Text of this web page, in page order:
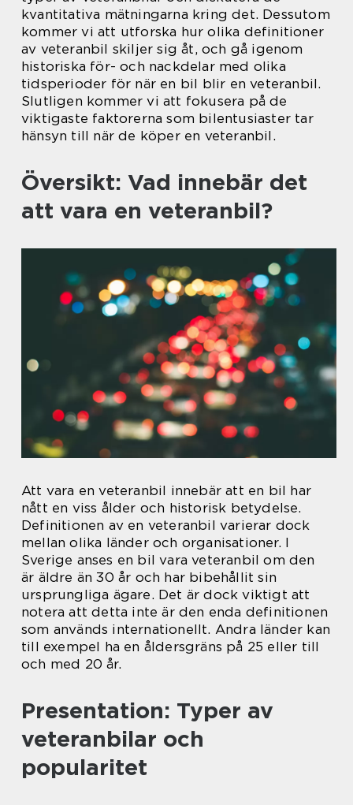
kvantitativa mätningarna kring det. Dessutom
kommer vi att utforska hur olika definitioner
av veteranbil skiljer sig åt, och gå igenom
historiska för- och nackdelar med olika
tidsperioder för när en bil blir en veteranbil.
Slutligen kommer vi att fokusera på de
viktigaste faktorerna som bilentusiaster tar
hänsyn till när de köper en veteranbil.
Översikt: Vad innebär det
att vara en veteranbil?
Att vara en veteranbil innebär att en bil har
nått en viss ålder och historisk betydelse.
Definitionen av en veteranbil varierar dock
mellan olika länder och organisationer. I
Sverige anses en bil vara veteranbil om den
är äldre än 30 år och har bibehållit sin
ursprungliga ägare. Det är dock viktigt att
notera att detta inte är den enda definitionen
som används internationellt. Andra länder kan
till exempel ha en åldersgräns på 25 eller till
och med 20 år.
Presentation: Typer av
veteranbilar och
popularitet